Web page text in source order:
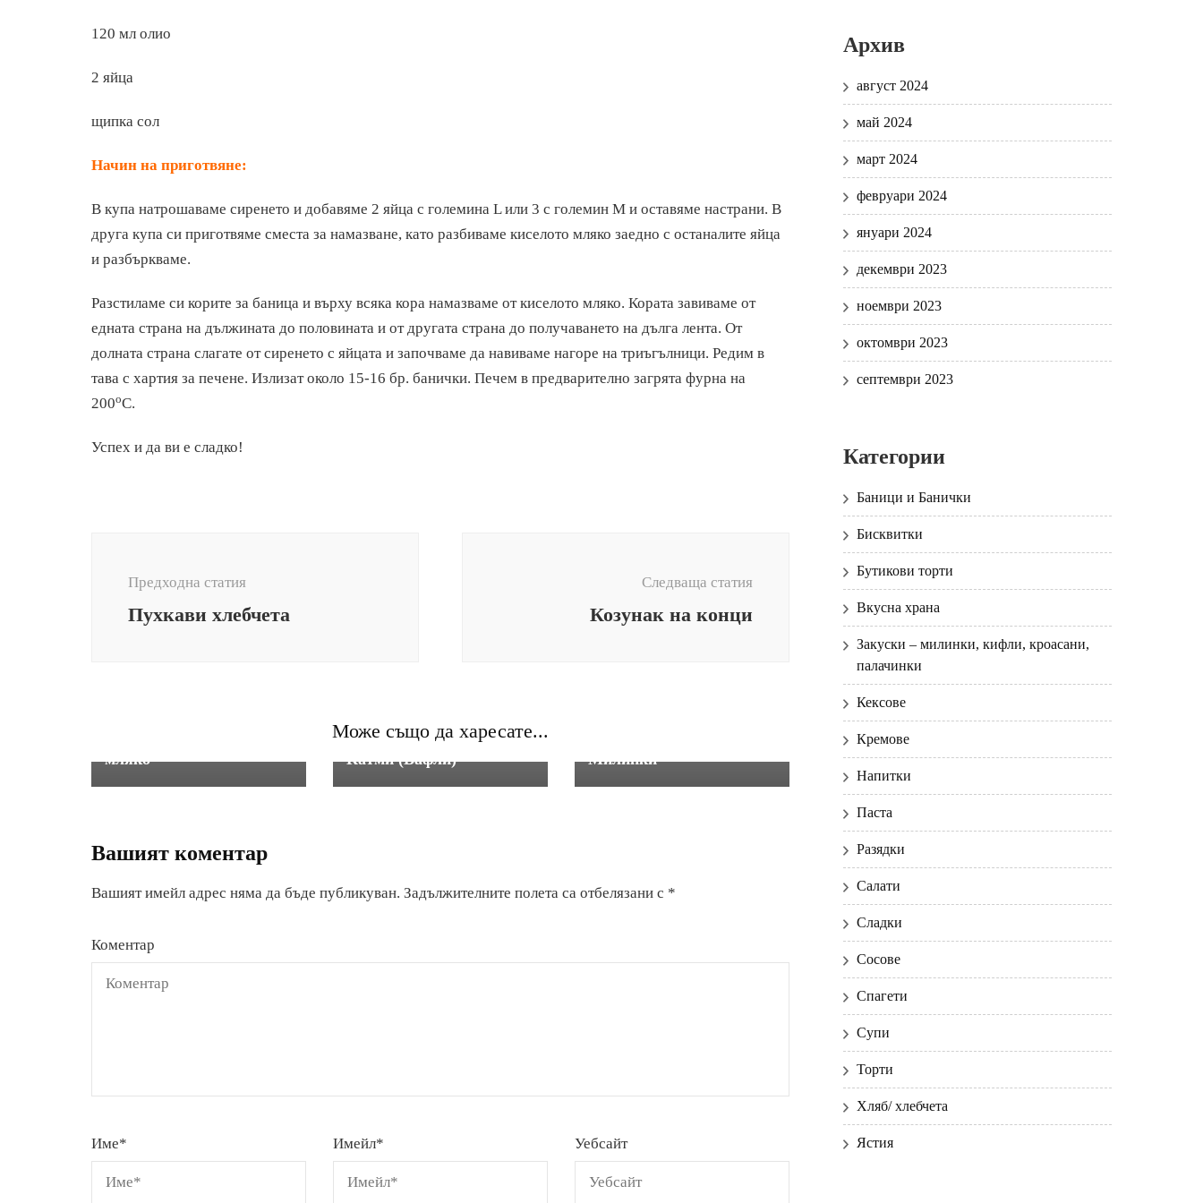
120 мл олио
2 яйца
щипка сол
Начин на приготвяне:
В купа натрошаваме сиренето и добавяме 2 яйца с големина L или 3 с големин М и оставяме настрани. В
друга купа си приготвяме сместа за намазване, като разбиваме киселото мляко заедно с останалите яйца
и разбъркваме.
Разстиламе си корите за баница и върху всяка кора намазваме от киселото мляко. Кората завиваме от
едната страна на дължината до половината и от другата страна до получаването на дълга лента. От
долната страна слагате от сиренето с яйцата и започваме да навиваме нагоре на триъгълници. Редим в
тава с хартия за печене. Излизат около 15-16 бр. банички. Печем в предварително загрята фурна на
200оС.
Успех и да ви е сладко!
публикацията
Предходна статия
Пухкави хлебчета
Следваща статия
Козунак на конци
Може също да харесате...
мляко
кроасани, палачинки
Катми (Вафли) Милинки
Вашият коментар
Вашият имейл адрес няма да бъде публикуван. Задължителните полета са отбелязани с *
Коментар
Име* Имейл* Уебсайт
Архив
август 2024
май 2024
март 2024
февруари 2024
януари 2024
декември 2023
ноември 2023
октомври 2023
септември 2023
Категории
Баници и Банички
Бисквитки
Бутикови торти
Вкусна храна
Закуски – милинки, кифли, кроасани,
палачинки
Кексове
Кремове
Напитки
Паста
Разядки
Салати
Сладки
Сосове
Спагети
Супи
Торти
Хляб/ хлебчета
Ястия